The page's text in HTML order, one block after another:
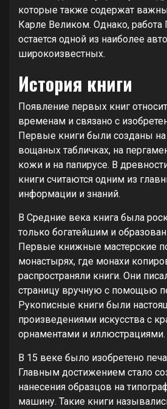
которые также содержат
Карле Великом. Однако,
остается одной из наиболее
широкоизвестных.
История книги
Появление первых книг
временам и связано с
Первые книги были созданы
вощаных табличках, на
кожи и на папирусе. В
книги считаются одним из
информации и знаний.
В Средние века книга была
только богатейшим и
Первые книжные мастерские
монастырях, где монахи
распространяли книги. Они
страницу вручную с помощью
Рукописные книги были
произведениями искусства с
орнаментами и иллюстрациями.
В 15 веке было изобретено
Главным достижением стало
нанесения образцов на
машину. Такие книги